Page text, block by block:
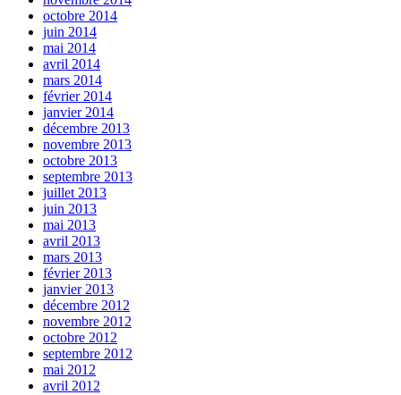
octobre 2014
juin 2014
mai 2014
avril 2014
mars 2014
février 2014
janvier 2014
décembre 2013
novembre 2013
octobre 2013
septembre 2013
juillet 2013
juin 2013
mai 2013
avril 2013
mars 2013
février 2013
janvier 2013
décembre 2012
novembre 2012
octobre 2012
septembre 2012
mai 2012
avril 2012